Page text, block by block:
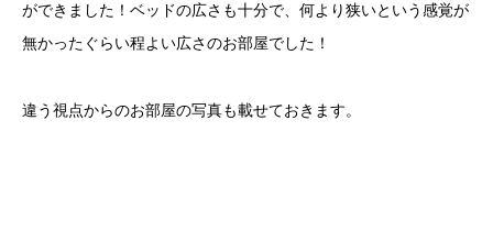
ができました！ベッドの広さも十分で、何より狭いという感覚が
無かったぐらい程よい広さのお部屋でした！
違う視点からのお部屋の写真も載せておきます。